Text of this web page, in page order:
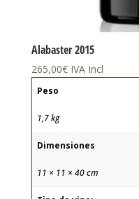
Alabaster 2015
265,00€ IVA Incl
Peso
1,7 kg
Dimensiones
11 × 11 × 40 cm